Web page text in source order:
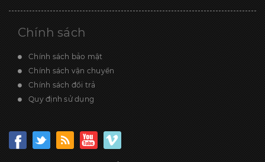
Chính sách
Chính sách bảo mật
Chính sách vận chuyển
Chính sách đổi trả
Quy định sử dụng